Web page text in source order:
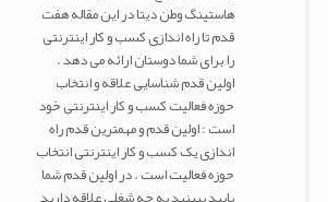
هاستینگ وطن دیتا در این مقاله هفت
قدم تا راه اندازی کسب و کار اینترنتی
را برای شما دوستان ارائه می دهد .
اولین قدم شناسایی علاقه و انتخاب
حوزه فعالیت کسب و کار اینترنتی خود
است : اولین قدم و مهمترین قدم راه
اندازی یک کسب و کار اینترنتی انتخاب
حوزه فعالیت است . در اولین قدم شما